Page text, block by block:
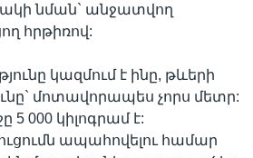
նման` անջատվող
հրթիռով:
կազմում է ինը, թևերի
մոտավորապես չորս մետր:
000 կիլոգրամ է:
ապահովելու համար